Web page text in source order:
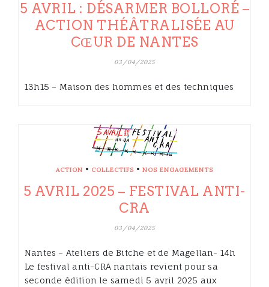
5 AVRIL : DÉSARMER BOLLORÉ –
ACTION THÉÂTRALISÉE AU
CŒUR DE NANTES
03/04/2025
13h15 – Maison des hommes et des techniques
ACTION • COLLECTIFS • NOS ENGAGEMENTS
5 AVRIL 2025 – FESTIVAL ANTI-
CRA
03/04/2025
Nantes – Ateliers de Bitche et de Magellan- 14h
Le festival anti-CRA nantais revient pour sa
seconde édition le samedi 5 avril 2025 aux